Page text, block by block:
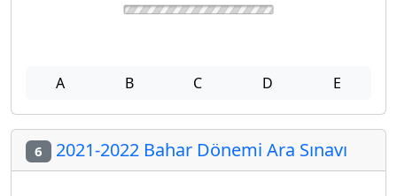
A B C D E
6 2021-2022 Bahar Dönemi Ara Sınavı